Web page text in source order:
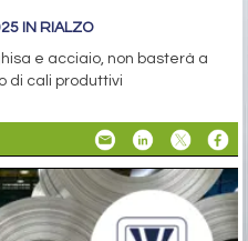
IN RIALZO
e acciaio, non basterà a
di cali produttivi